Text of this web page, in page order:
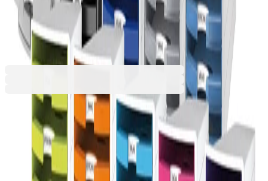
Светлозелен
Светлосин
42,95 €84,00 лв.
Ценa с ДДС